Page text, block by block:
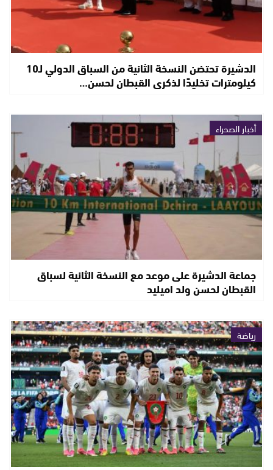
الدشيرة تحتضن النسخة الثانية من السباق الدولي لـ10
كيلومترات تخليدًا لذكرى القبطان لحسن…
أخبار الصحراء
جماعة الدشيرة على موعد مع النسخة الثانية لسباق
القبطان لحسن ولد اميليد
رياضة